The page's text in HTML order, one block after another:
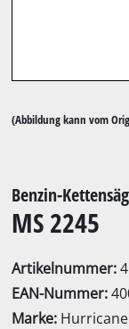
(Abbildung kann vom
Benzin-
MS 2245
Artikelnummer:
EAN-Nummer:
Marke: Hurricane